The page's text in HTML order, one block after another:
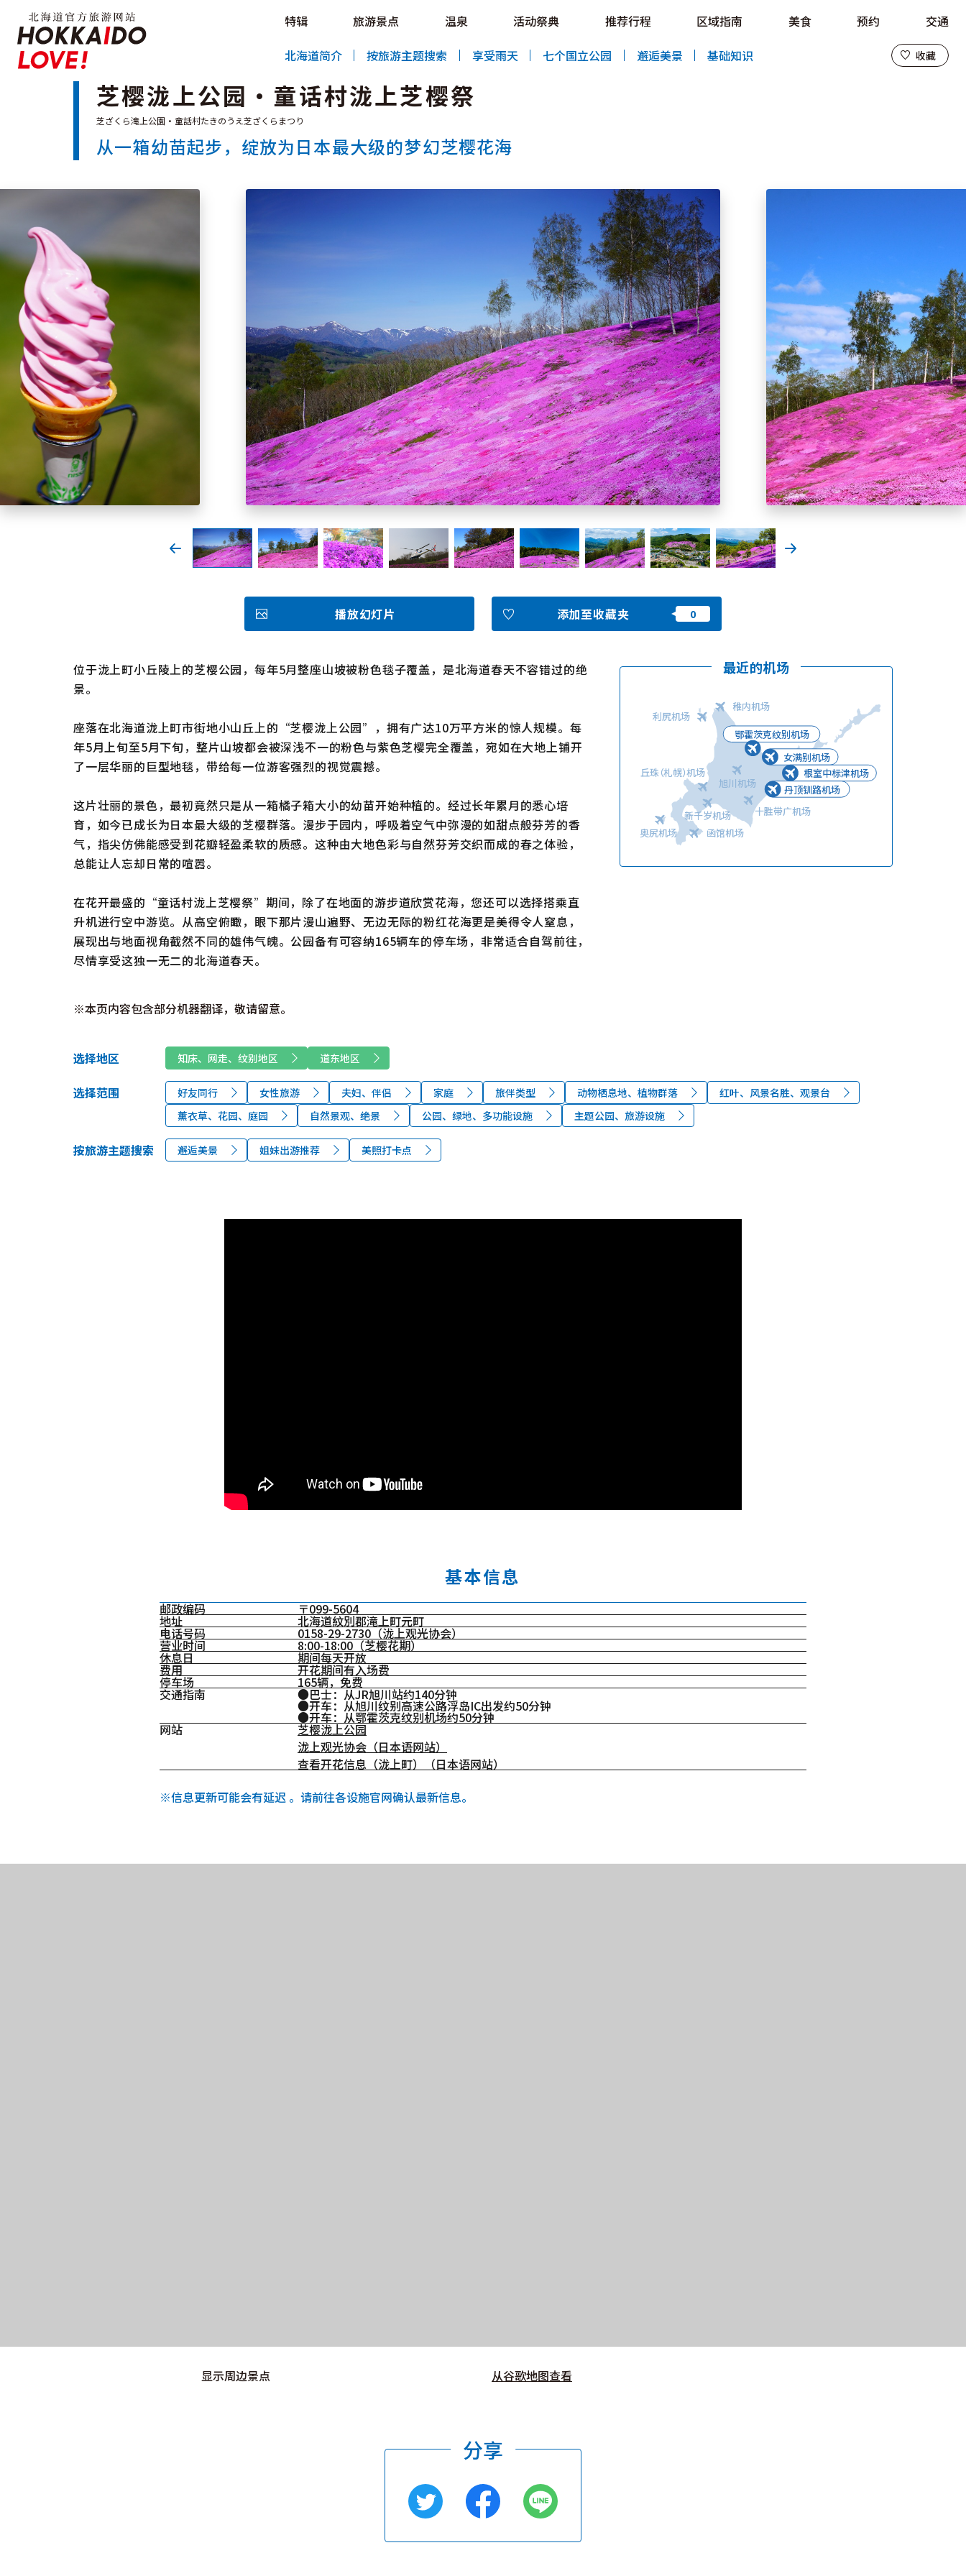
Hokkaido Official Tourism Site HOKKAIDO LOVE!
Hokkaido Official Tourism Site HOKKAIDO LOVE!
特辑 旅游景点 温泉 活动祭典 推荐行程 区域指南 美食 预约
交通
北海道简介
按旅游主题搜索 享受雨天 七个国立公园 邂逅美景 基础知识 收藏
区域指南
美食
预约
交通
北海道简介
按旅游主题搜索
享受雨天
七个国立公园
邂逅美景
基础知识
Faceb
ook
Instag
ram
YouTu
be
图库影集
视频
关于我们
链接
语言
芝樱泷上公园・童话村泷上芝樱祭
从一箱幼苗起步，绽放为日本最大级的梦幻芝樱花海
位于泷上町小丘陵上的芝樱公园，每年5月整座山坡被粉色毯子覆盖，是北海道春天不容错过的绝
景。
座落在北海道泷上町市街地小山丘上的“芝樱泷上公园”，拥有广达10万平方米的惊人规模。每
年5月上旬至5月下旬，整片山坡都会被深浅不一的粉色与紫色芝樱完全覆盖，宛如在大地上铺开
了一层华丽的巨型地毯，带给每一位游客强烈的视觉震撼。
这片壮丽的景色，最初竟然只是从一箱橘子箱大小的幼苗开始种植的。经过长年累月的悉心培
育，如今已成长为日本最大级的芝樱群落。漫步于园内，呼吸着空气中弥漫的如甜点般芬芳的香
气，指尖仿佛能感受到花瓣轻盈柔软的质感。这种由大地色彩与自然芬芳交织而成的春之体验，
总能让人忘却日常的喧嚣。
在花开最盛的“童话村泷上芝樱祭”期间，除了在地面的游步道欣赏花海，您还可以选择搭乘直
升机进行空中游览。从高空俯瞰，眼下那片漫山遍野、无边无际的粉红花海更是美得令人窒息，
展现出与地面视角截然不同的雄伟气魄。公园备有可容纳165辆车的停车场，非常适合自驾前往，
尽情享受这独一无二的北海道春天。
※本页内容包含部分机器翻译，敬请留意。
播放幻灯片 添加至收藏夹
选择地区 知床、网走、纹别地区 道东地区
选择范围 好友同行 女性旅游 夫妇、伴侣 家庭 旅伴类型 动物栖息地、植物群落
红叶、风景名胜、观景台
薰衣草、花园、庭园
自然景观、绝景 公园、绿地、多功能设施 主题公园、旅游设施
按旅游主题搜索 邂逅美景 姐妹出游推荐 美照打卡点
最近的机场
新千岁机场
丘珠（札幌）机场
函馆机场
奥尻机场
旭川机场
稚内机场
利尻机场
鄂霍茨克纹别机场
女满别机场
根室中标津机场
丹顶钏路机场
十胜带广机场
基本信息
邮政编码 〒099-5604
地址 北海道紋別郡滝上町元町
电话号码 0158-29-2730（泷上观光协会）
营业时间 8:00-18:00（芝樱花期）
休息日 期间每天开放
费用 开花期间有入场费
停车场 165辆，免费
交通指南 ●巴士：从JR旭川站约140分钟
●开车：从旭川纹别高速公路浮岛IC出发约50分钟
●开车：从鄂霍茨克纹别机场约50分钟
网站
芝樱泷上公园
泷上观光协会（日本语网站）
查看开花信息（泷上町）（日本语网站）
※信息更新可能会有延迟 。请前往各设施官网确认最新信息。
显示周边景点 从谷歌地图查看
分享